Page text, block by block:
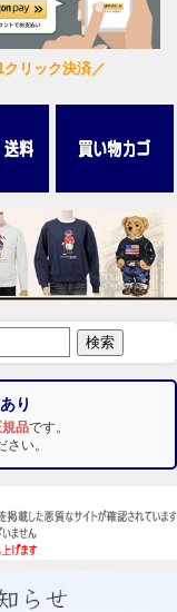
リック決済／
り
品です。
い。